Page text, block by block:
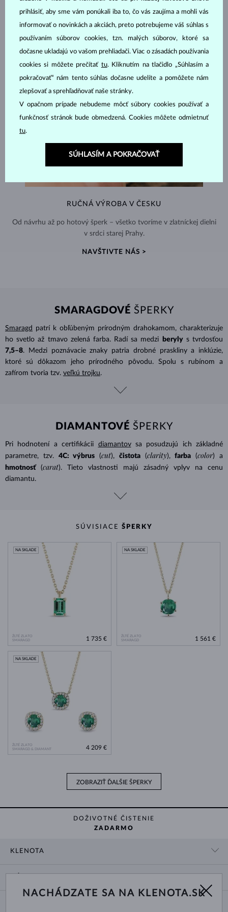
RUČNÁ VÝROBA V ČESKU
Od návrhu až po hotový šperk – všetko tvoríme v zlatníckej dielni
v srdci starej Prahy.
NAVŠTIVTE NÁS >
SMARAGDOVÉ ŠPERKY
Smaragd
patrí k obľúbeným prírodným drahokamom, charakterizuje
ho svetlo až tmavo zelená farba. Radí sa medzi
beryly s tvrdosťou
7,5–8. Medzi poznávacie znaky patria drobné praskliny a inklúzie,
ktoré sú dôkazom jeho prírodného pôvodu. Spolu s rubínom a
zafírom tvoria tzv. veľkú trojku.
DIAMANTOVÉ ŠPERKY
Pri hodnotení a certifikácii diamantovsa posudzujú ich základné
parametre, tzv.
4C: výbrus (cut), čistota (clarity), farba (color) a
hmotnosť
(carat). Tieto vlastnosti majú zásadný vplyv na cenu
diamantu.
SÚVISIACE ŠPERKY
ŽLTÉ ZLATO
SMARAGD
NA SKLADE
1 735 €
ŽLTÉ ZLATO
SMARAGD
NA SKLADE
1 561 €
ŽLTÉ ZLATO
SMARAGD & DIAMANT
NA SKLADE
4 209 €
ZOBRAZIŤ ĎALŠIE ŠPERKY
DOŽIVOTNÉ ČISTENIE
ZADARMO
KLENOTA
O NÁS
DODANIE A PLATBA ZA TOVAR
prihlásiť, aby sme vám ponúkali iba to, čo vás zaujíma a mohli vás
informovať o novinkách a akciách, preto potrebujeme váš súhlas s
používaním súborov cookies, tzn. malých súborov, ktoré sa
dočasne ukladajú vo vašom prehliadači. Viac o zásadách používania
cookies si môžete prečítať tu. Kliknutím na tlačidlo „Súhlasím a
pokračovať“ nám tento súhlas dočasne udelíte a pomôžete nám
zlepšovať a sprehľadňovať naše stránky.
V opačnom prípade nebudeme môcť súbory cookies používať a
funkčnosť stránok bude obmedzená. Cookies môžete odmietnuť
tu.
SÚHLASÍM A POKRAČOVAŤ
NACHÁDZATE SA NA KLENOTA.SK